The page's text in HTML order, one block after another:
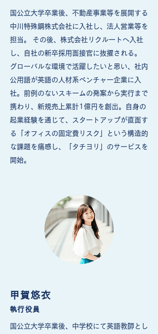
国公立大学卒業後、不動産事業等を展開する
中川特殊鋼株式会社に入社し、法人営業等を
担当。 その後、株式会社リクルートへ入社
し、自社の新卒採用面接官に抜擢される。
グローバルな環境で活躍したいと思い、社内
公用語が英語の人材系ベンチャー企業に入
社。前例のないスキームの発案から実行まで
携わり、新規売上累計1億円を創出。自身の
起業経験を通じて、スタートアップが直面す
る「オフィスの固定費リスク」という構造的
な課題を痛感し、「タチヨリ」のサービスを
開始。
甲賀悠衣
執行役員
国公立大学卒業後、中学校にて英語教師とし